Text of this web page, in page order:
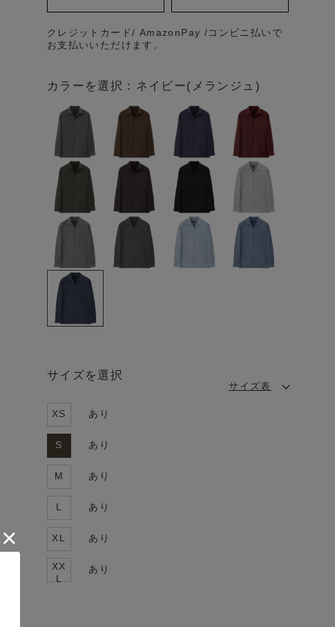
カラーを選択：ネイビー(メランジュ)
サイズを選択
サイズ表
XS あり
S あり
M あり
L あり
XL あり
XX
L
あり
クレジットカード/ AmazonPay /コンビニ払いで
お支払いいただけます。